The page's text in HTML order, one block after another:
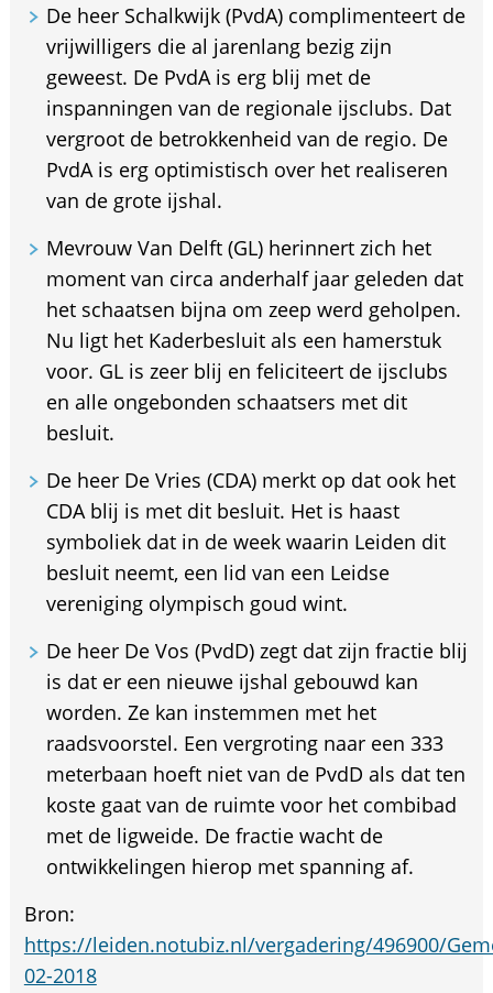
De heer Schalkwijk (PvdA) complimenteert de
vrijwilligers die al jarenlang bezig zijn
geweest. De PvdA is erg blij met de
inspanningen van de regionale ijsclubs. Dat
vergroot de betrokkenheid van de regio. De
PvdA is erg optimistisch over het realiseren
van de grote ijshal.
Mevrouw Van Delft (GL) herinnert zich het
moment van circa anderhalf jaar geleden dat
het schaatsen bijna om zeep werd geholpen.
Nu ligt het Kaderbesluit als een hamerstuk
voor. GL is zeer blij en feliciteert de ijsclubs
en alle ongebonden schaatsers met dit
besluit.
De heer De Vries (CDA) merkt op dat ook het
CDA blij is met dit besluit. Het is haast
symboliek dat in de week waarin Leiden dit
besluit neemt, een lid van een Leidse
vereniging olympisch goud wint.
De heer De Vos (PvdD) zegt dat zijn fractie blij
is dat er een nieuwe ijshal gebouwd kan
worden. Ze kan instemmen met het
raadsvoorstel. Een vergroting naar een 333
meterbaan hoeft niet van de PvdD als dat ten
koste gaat van de ruimte voor het combibad
met de ligweide. De fractie wacht de
ontwikkelingen hierop met spanning af.
Bron:
https://leiden.notubiz.nl/vergadering/496900/
02-2018